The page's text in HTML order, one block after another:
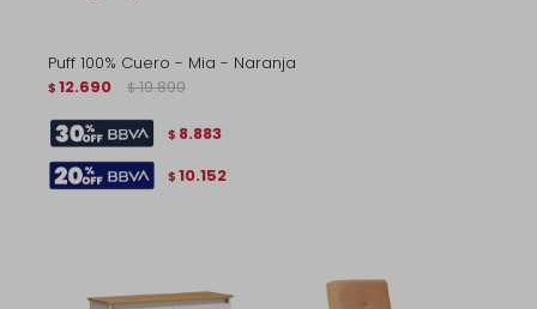
Puff 100% Cuero - Mia - Naranja
$ 12.690 $ 19.890
$ 8.883
$ 10.152